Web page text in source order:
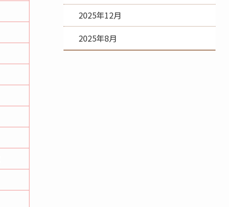
2025年12月
2025年8月